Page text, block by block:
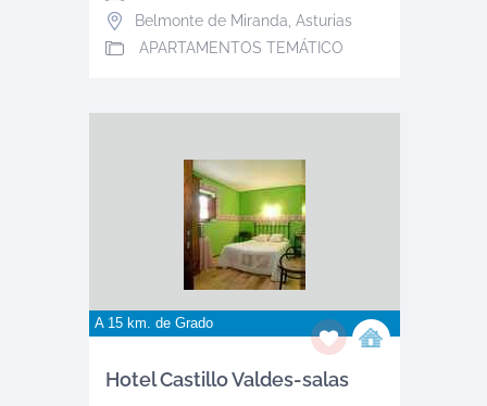
Belmonte de Miranda Asturias
APARTAMENTOS TEMÁTICO
A 15 km. de Grado
Hotel Castillo Valdes-salas